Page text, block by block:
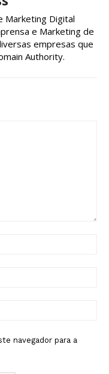
Marketing Digital
e Marketing de
empresas que
Authority.
navegador para a